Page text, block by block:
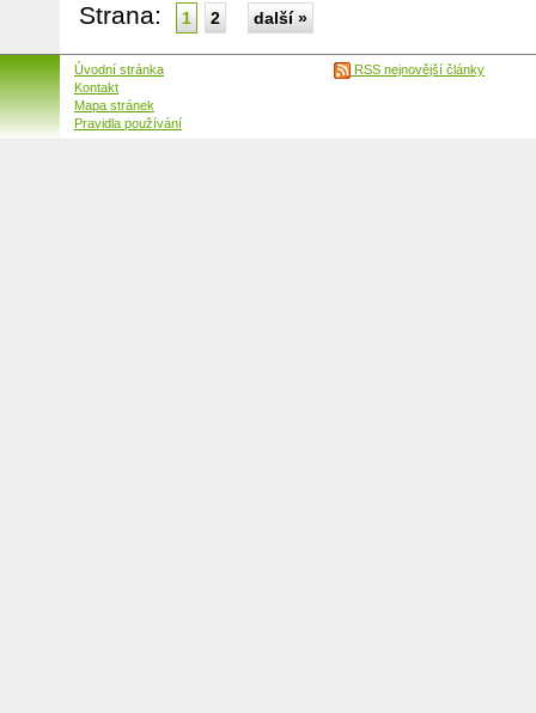
Strana: 1 2 další »
Úvodní stránka
Kontakt
Mapa stránek
Pravidla používání
RSS nejnovější články